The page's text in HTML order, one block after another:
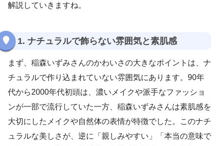
解説していきますね。
1. ナチュラルで飾らない雰囲気と素肌感
まず、稲森いずみさんのかわいさの大きなポイントは、ナ
チュラルで作り込まれていない雰囲気にあります。90年
代から2000年代初頭は、濃いメイクや派手なファッショ
ンが一部で流行していた一方、稲森いずみさんは素肌感を
大切にしたメイクや自然体の表情が特徴でした。このナチ
ュラルな美しさが、逆に「親しみやすい」「本当の意味で